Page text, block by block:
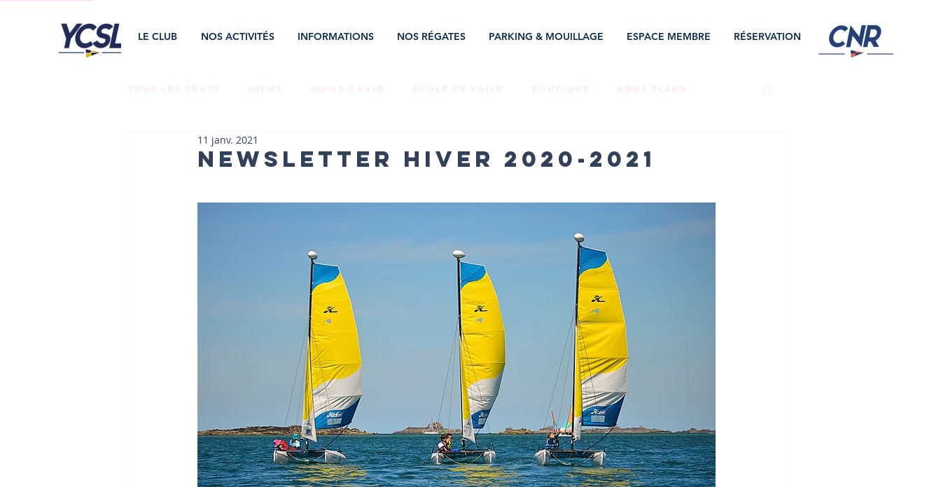
LE CLUB NOS ACTIVITÉS INFORMATIONS NOS RÉGATES PARKING & MOUILLAGE ESPACE MEMBRE RÉSERVATION
LA VIE AU CLUB
BÉNÉVOLES EMPLOI STAGES PARKING RÉGATE LOCATION
NEWSLETTER HIVER 2020-2021
11 janv. 2021